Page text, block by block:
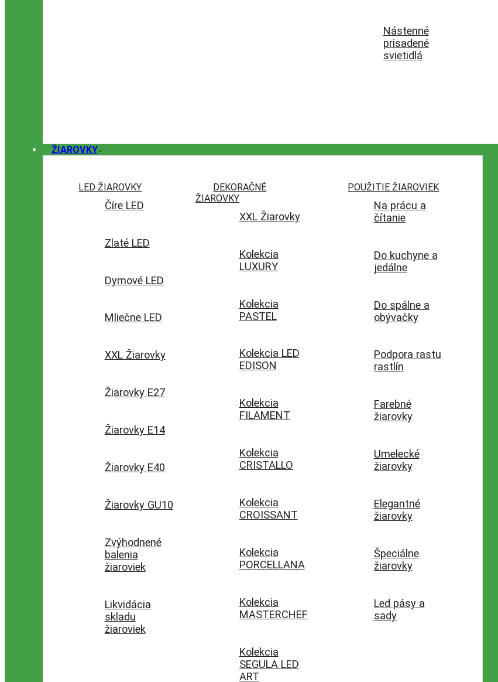
Nástenné
prisadené
svietidlá
ŽIAROVKY
LED ŽIAROVKY
Číre LED
Zlaté LED
Dymové LED
Mliečne LED
XXL Žiarovky
Žiarovky E27
Žiarovky E14
Žiarovky E40
Žiarovky GU10
Zvýhodnené
balenia
žiaroviek
Likvidácia
skladu
žiaroviek
DEKORAČNÉ
ŽIAROVKY
XXL Žiarovky
Kolekcia
LUXURY
Kolekcia
PASTEL
Kolekcia LED
EDISON
Kolekcia
FILAMENT
Kolekcia
CRISTALLO
Kolekcia
CROISSANT
Kolekcia
PORCELLANA
Kolekcia
MASTERCHEF
Kolekcia
SEGULA LED
ART
POUŽITIE ŽIAROVIEK
Na prácu a
čítanie
Do kuchyne a
jedálne
Do spálne a
obývačky
Podpora rastu
rastlín
Farebné
žiarovky
Umelecké
žiarovky
Elegantné
žiarovky
Špeciálne
žiarovky
Led pásy a
sady